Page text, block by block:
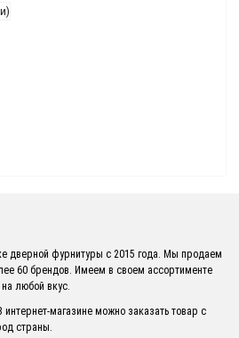
дверной фурнитуры с 2015 года. Мы продаем
60 брендов. Имеем в своем ассортименте
любой вкус.
магазине можно заказать товар с
страны.